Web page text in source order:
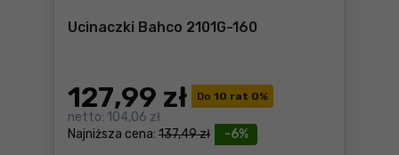
Ucinaczki Bahco 2101G-160
Do 10 rat 0%
-6%
Najniższa cena: 137,49 zł
127,99 zł
netto: 104,06 zł